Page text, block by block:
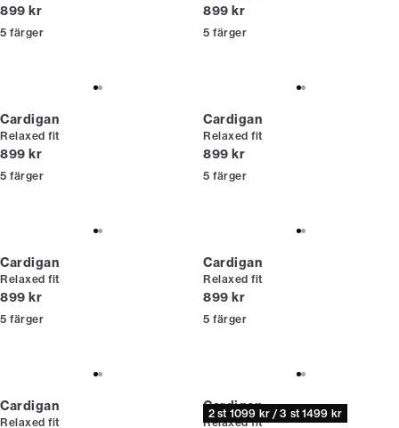
Nuvarande pris
899 kr
5 färger
Nuvarande pris
899 kr
5 färger
Cardigan
Relaxed fit
Nuvarande pris
899 kr
5 färger
Cardigan
Relaxed fit
Nuvarande pris
899 kr
5 färger
Cardigan
Relaxed fit
Nuvarande pris
899 kr
5 färger
Cardigan
Relaxed fit
Nuvarande pris
899 kr
5 färger
Cardigan
Relaxed fit
2 st 1099 kr / 3 st 1499 kr
Cardigan
Relaxed fit